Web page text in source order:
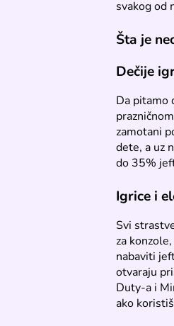
svakog od
Šta je
Dečije
Da pitamo
zamotani
dete, a uz
do 35%
Igrice i
Svi
za
nabaviti
otvaraju
Duty-a i
ako